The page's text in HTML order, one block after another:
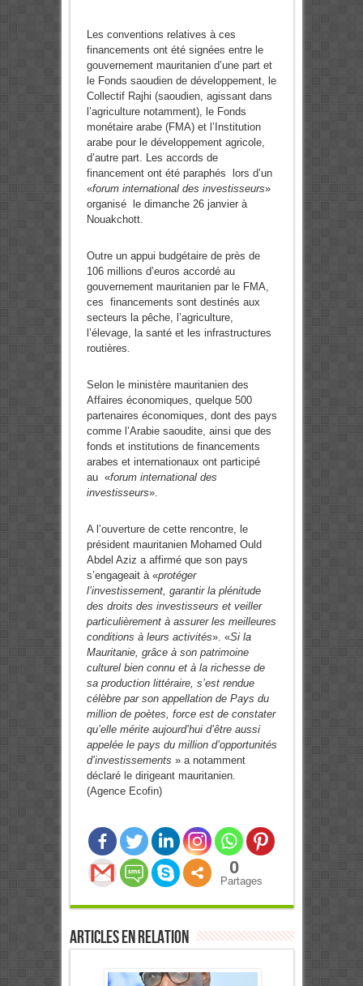
Les conventions relatives à ces
financements ont été signées entre le
gouvernement mauritanien d’une part et
le Fonds saoudien de développement, le
Collectif Rajhi (saoudien, agissant dans
l’agriculture notamment), le Fonds
monétaire arabe (FMA) et l’Institution
arabe pour le développement agricole,
d’autre part. Les accords de
financement ont été paraphés lors d’un
«forum international des investisseurs»
organisé le dimanche 26 janvier à
Nouakchott.
Outre un appui budgétaire de près de
106 millions d’euros accordé au
gouvernement mauritanien par le FMA,
ces financements sont destinés aux
secteurs la pêche, l’agriculture,
l’élevage, la santé et les infrastructures
routières.
Selon le ministère mauritanien des
Affaires économiques, quelque 500
partenaires économiques, dont des pays
comme l’Arabie saoudite, ainsi que des
fonds et institutions de financements
arabes et internationaux ont participé
au «forum international des
investisseurs».
A l’ouverture de cette rencontre, le
président mauritanien Mohamed Ould
Abdel Aziz a affirmé que son pays
s’engageait à «protéger
l’investissement, garantir la plénitude
des droits des investisseurs et veiller
particulièrement à assurer les meilleures
conditions à leurs activités». «Si la
Mauritanie, grâce à son patrimoine
culturel bien connu et à la richesse de
sa production littéraire, s’est rendue
célèbre par son appellation de Pays du
million de poètes, force est de constater
qu’elle mérite aujourd’hui d’être aussi
appelée le pays du million d’opportunités
d’investissements » a notamment
déclaré le dirigeant mauritanien.
(Agence Ecofin)
0
Partages
Articles en relation